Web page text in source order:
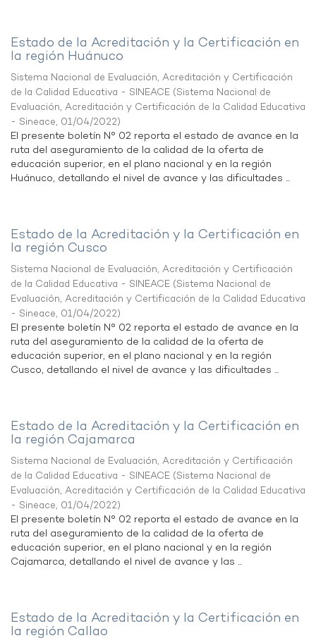
Estado de la Acreditación y la Certificación en
la región Huánuco
Sistema Nacional de Evaluación, Acreditación y Certificación
de la Calidad Educativa - SINEACE (Sistema Nacional de
Evaluación, Acreditación y Certificación de la Calidad Educativa
- Sineace, 01/04/2022)
El presente boletín N° 02 reporta el estado de avance en la
ruta del aseguramiento de la calidad de la oferta de
educación superior, en el plano nacional y en la región
Huánuco, detallando el nivel de avance y las dificultades ...
Estado de la Acreditación y la Certificación en
la región Cusco
Sistema Nacional de Evaluación, Acreditación y Certificación
de la Calidad Educativa - SINEACE (Sistema Nacional de
Evaluación, Acreditación y Certificación de la Calidad Educativa
- Sineace, 01/04/2022)
El presente boletín N° 02 reporta el estado de avance en la
ruta del aseguramiento de la calidad de la oferta de
educación superior, en el plano nacional y en la región
Cusco, detallando el nivel de avance y las dificultades ...
Estado de la Acreditación y la Certificación en
la región Cajamarca
Sistema Nacional de Evaluación, Acreditación y Certificación
de la Calidad Educativa - SINEACE (Sistema Nacional de
Evaluación, Acreditación y Certificación de la Calidad Educativa
- Sineace, 01/04/2022)
El presente boletín N° 02 reporta el estado de avance en la
ruta del aseguramiento de la calidad de la oferta de
educación superior, en el plano nacional y en la región
Cajamarca, detallando el nivel de avance y las ...
Estado de la Acreditación y la Certificación en
la región Callao